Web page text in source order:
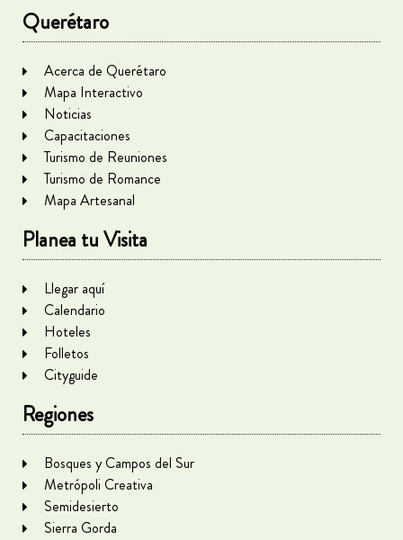
Querétaro
Acerca de Querétaro
Mapa Interactivo
Noticias
Capacitaciones
Turismo de Reuniones
Turismo de Romance
Mapa Artesanal
Planea tu Visita
Llegar aquí
Calendario
Hoteles
Folletos
Cityguide
Regiones
Bosques y Campos del Sur
Metrópoli Creativa
Semidesierto
Sierra Gorda